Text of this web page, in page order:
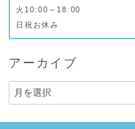
火10:00～18:00
日祝お休み
アーカイブ
ア
ー